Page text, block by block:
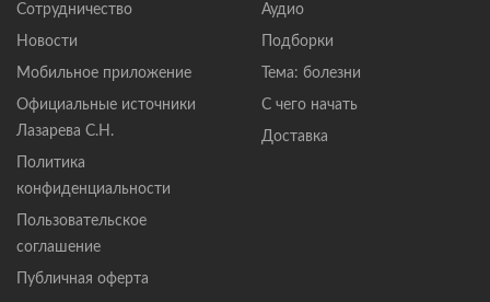
Сотрудничество
Новости
Мобильное приложение
Официальные источники
Лазарева С.Н.
Политика
конфиденциальности
Пользовательское
соглашение
Публичная оферта
Аудио
Подборки
Тема: болезни
С чего начать
Доставка